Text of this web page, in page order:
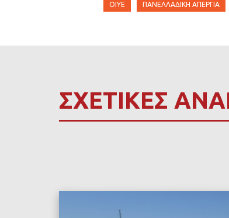
ΟΙΥΕ ΠΑΝΕΛΛΑΔΙΚΉ ΑΠΕΡΓΊΑ
ΣΧΕΤΙΚΕΣ